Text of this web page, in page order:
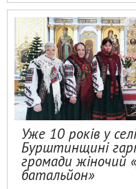
Уже 10 років у
Бурштинщині
громади жіночий
батальйон»